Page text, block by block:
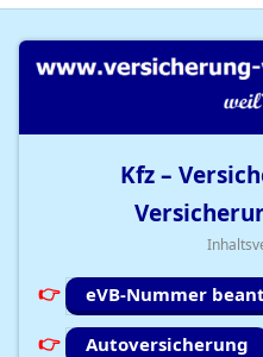
Kfz –
eVB-Nummer
Autoversicherung